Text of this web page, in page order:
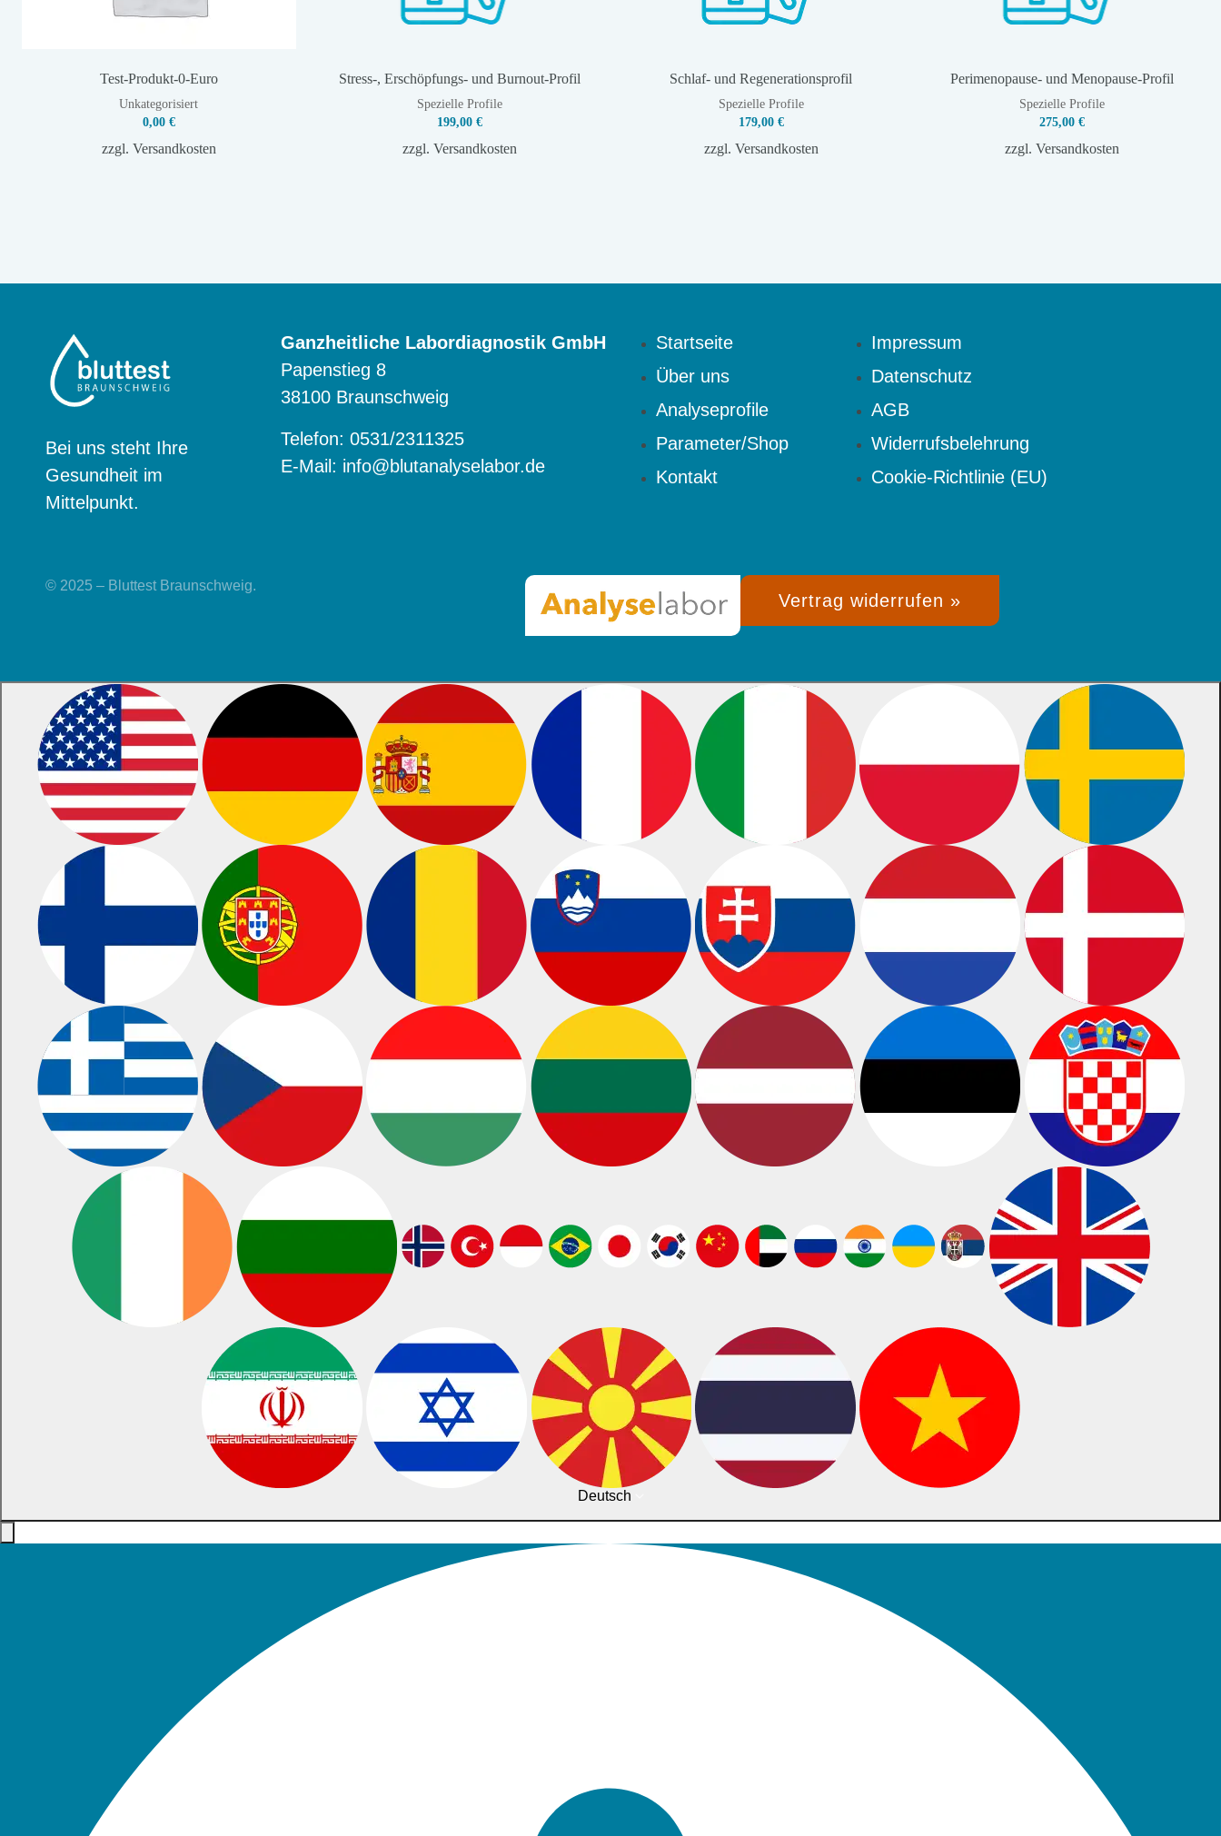
Test-Produkt-0-Euro
Unkategorisiert
0,00 €
zzgl. Versandkosten
Stress-, Erschöpfungs- und Burnout-Profil
Spezielle Profile
199,00€
zzgl.Versandkosten
Schlaf- und Regenerationsprofil
Spezielle Profile
179,00 €
zzgl. Versandkosten
Perimenopause- und Menopause-Profil
Spezielle Profile
275,00€
zzgl.Versandkosten
Bei uns steht Ihre
Gesundheit im
Mittelpunkt.
Ganzheitliche Labordiagnostik GmbH
Papenstieg 8
38100 Braunschweig
Telefon: 0531/2311325
E-Mail: info@blutanalyselabor.de
Startseite
Über uns
Analyseprofile
Parameter/Shop
Kontakt
Impressum
Datenschutz
AGB
Widerrufsbelehrung
Cookie-Richtlinie (EU)
© 2025 – Bluttest Braunschweig.
Vertrag widerrufen »
Deutsch